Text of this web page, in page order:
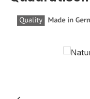
Bildergalerie